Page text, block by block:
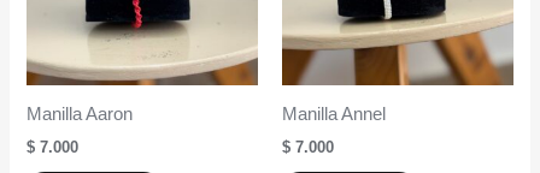
Manilla Aaron
$ 7.000
Manilla Annel
$ 7.000